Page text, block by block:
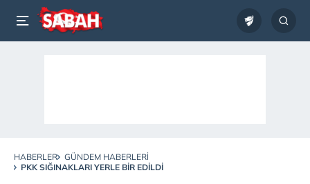
HABERLER
GÜNDEM HABERLERI
PKK SIĞINAKLARI YERLE BIR EDILDI